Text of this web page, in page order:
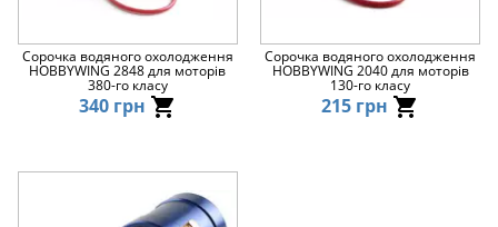
Сорочка водяного охолодження
HOBBYWING 2848 для моторів
380-го класу
340 грн
Сорочка водяного охолодження
HOBBYWING 2040 для моторів
130-го класу
215 грн